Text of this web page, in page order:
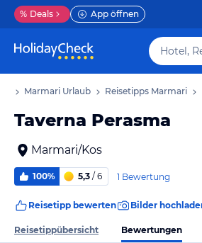
% Deals App öffnen
Marmari Urlaub Reisetipps Marmari
Taverna Perasma
Marmari/Kos
100% 5,3 / 6 1 Bewertung
Reisetipp bewerten Bilder
Reisetippübersicht Bewertungen